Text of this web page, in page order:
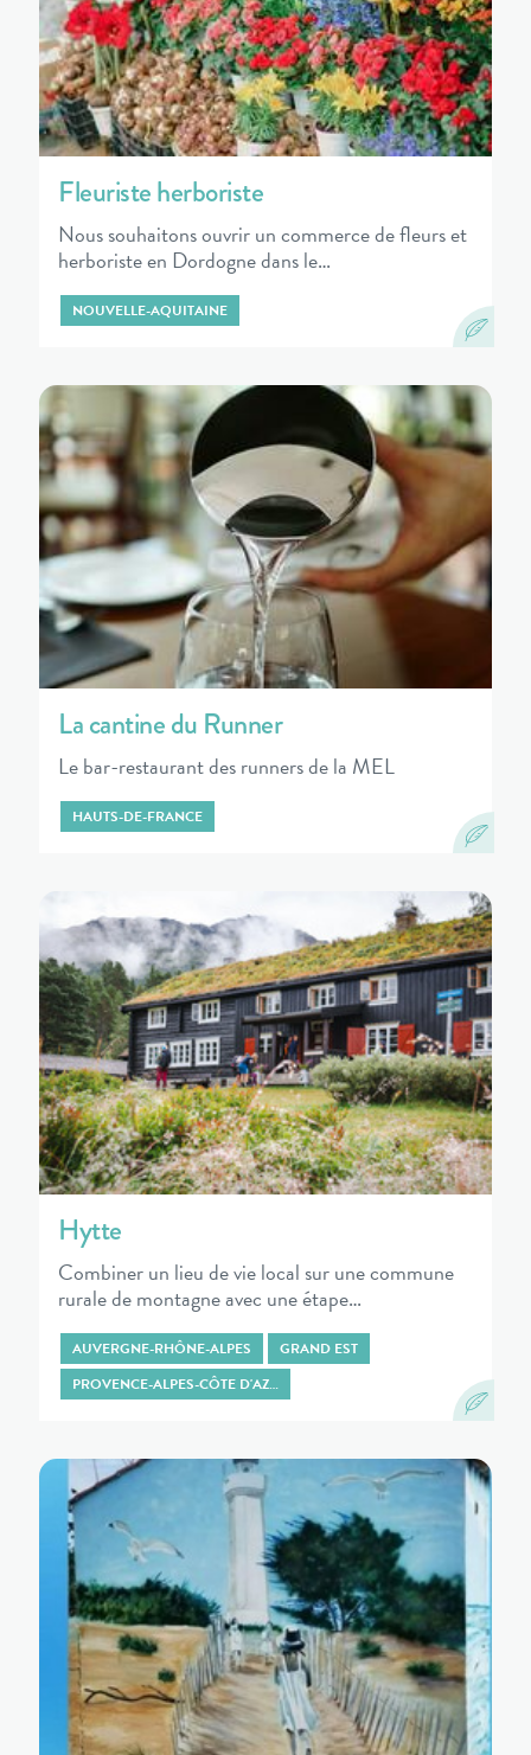
Fleuriste herboriste
Nous souhaitons ouvrir un commerce de fleurs et
herboriste en Dordogne dans le…
NOUVELLE-AQUITAINE
La cantine du Runner
Le bar-restaurant des runners de la MEL
HAUTS-DE-FRANCE
Hytte
Combiner un lieu de vie local sur une commune
rurale de montagne avec une étape…
AUVERGNE-RHÔNE-ALPES
GRAND EST
PROVENCE-ALPES-CÔTE D'AZ…